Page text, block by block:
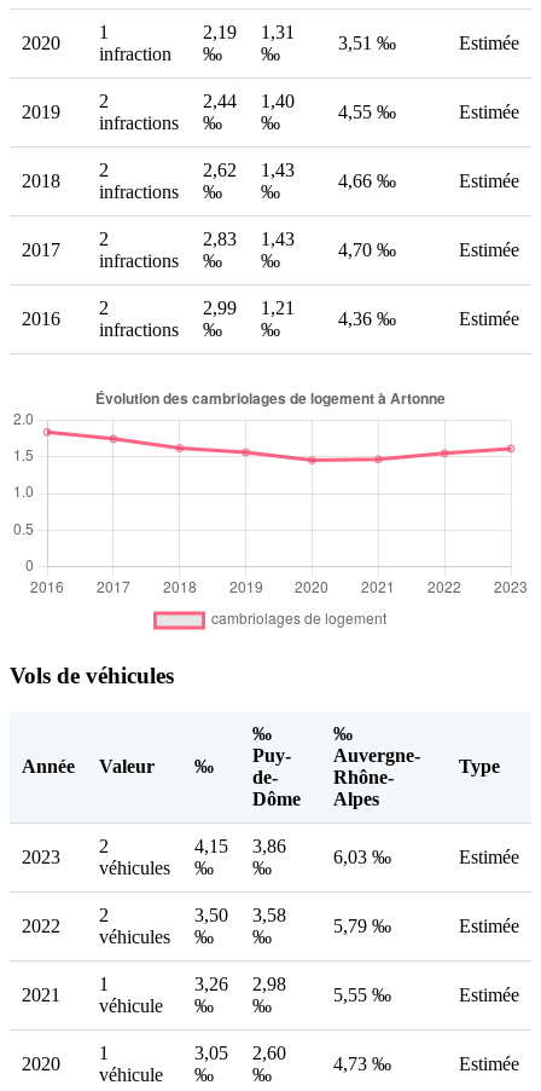
2020
1
infraction
2,19
‰
1,31
‰
3,51 ‰ Estimée
2019
2
infractions
2,44
‰
1,40
‰
4,55 ‰ Estimée
2018
2
infractions
2,62
‰
1,43
‰
4,66 ‰ Estimée
2017
2
infractions
2,83
‰
1,43
‰
4,70 ‰ Estimée
2016
2
infractions
2,99
‰
1,21
‰
4,36 ‰ Estimée
Vols de véhicules
Année Valeur ‰
‰
Puy-
de-
Dôme
‰
Auvergne-
Rhône-
Alpes
Type
2023
2
véhicules
4,15
‰
3,86
‰
6,03 ‰ Estimée
2022
2
véhicules
3,50
‰
3,58
‰
5,79 ‰ Estimée
2021
1
véhicule
3,26
‰
2,98
‰
5,55 ‰ Estimée
2020
1
véhicule
3,05
‰
2,60
‰
4,73 ‰ Estimée